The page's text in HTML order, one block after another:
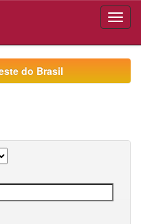
do Brasil